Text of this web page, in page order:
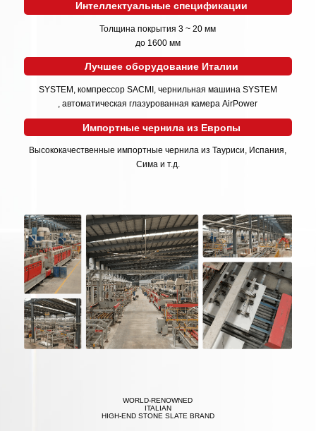
WORLD-RENOWNED
ITALIAN
HIGH-END STONE SLATE BRAND
Интеллектуальные спецификации
Толщина покрытия 3 ~ 20 мм
до 1600 мм
Лучшее оборудование Италии
SYSTEM, компрессор SACMI, чернильная машина SYSTEM
, автоматическая глазурованная камера AirPower
Импортные чернила из Европы
Высококачественные импортные чернила из Тауриси, Испания,
Сима и т.д.